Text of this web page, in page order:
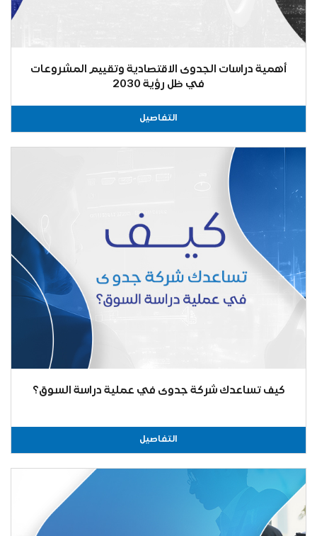
أهمية دراسات الجدوى الاقتصادية وتقييم المشروعات
في ظل رؤية 2030
التفاصيل
كيف تساعدك شركة جدوى في عملية دراسة السوق؟
التفاصيل